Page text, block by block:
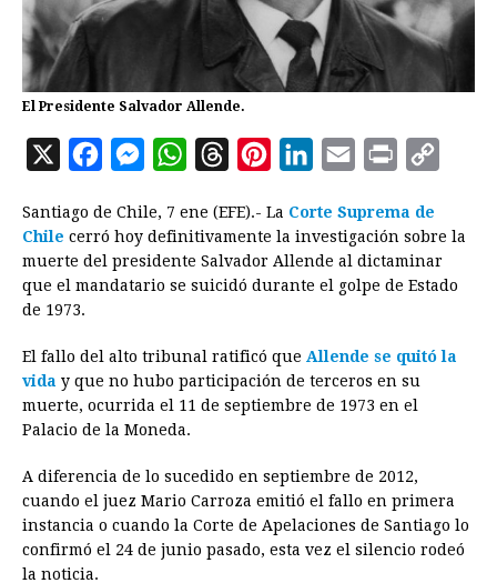
El Presidente Salvador Allende.
X
c
e
b
o
k
M
s
s
e
g
e
W
a
t
s
p
p
r
e
a
s
n
t
e
e
s
n
k
e
I
n
a
i
l
i
n
t
y
L
n
Santiago de Chile, 7 ene (EFE).- La Corte Suprema de
Chile cerró hoy definitivamente la investigación sobre la
muerte del presidente Salvador Allende al dictaminar
que el mandatario se suicidó durante el golpe de Estado
de 1973.
El fallo del alto tribunal ratificó que Allende se quitó la
vida y que no hubo participación de terceros en su
muerte, ocurrida el 11 de septiembre de 1973 en el
Palacio de la Moneda.
A diferencia de lo sucedido en septiembre de 2012,
cuando el juez Mario Carroza emitió el fallo en primera
instancia o cuando la Corte de Apelaciones de Santiago lo
confirmó el 24 de junio pasado, esta vez el silencio rodeó
la noticia.